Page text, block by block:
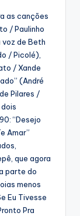
as canções
/ Paulinho
de Beth
/ Picolé),
/ Xande
(André
Pilares /
“Desejo
Amar”
que agora
parte do
menos
Eu Tivesse
Pra